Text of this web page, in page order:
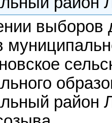
выборов
район